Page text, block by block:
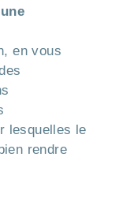
en vous
lesquelles le
rendre